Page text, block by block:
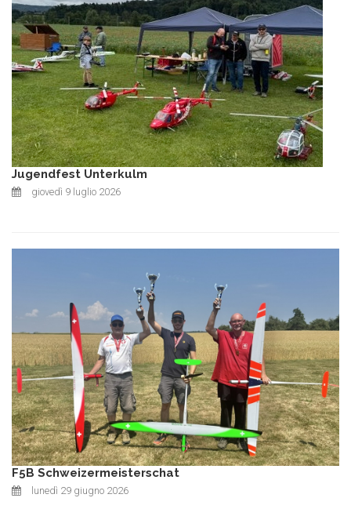
Jugendfest Unterkulm
giovedì 9 luglio 2026
F5B Schweizermeisterschat
lunedì 29 giugno 2026